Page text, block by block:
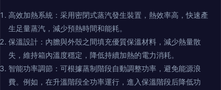
高效加熱系統：采用密閉式蒸汽發生裝置，熱效率高，快速產
生足量蒸汽，減少預熱時間和能耗。
保溫設計：內膽與外殼之間填充優質保溫材料，減少熱量散
失，維持箱內溫度穩定，降低持續加熱的電力消耗。
智能功率調節：可根據蒸制階段自動調整功率，避免能源浪
費。例如，在升溫階段全功率運行，進入保溫階段后降低功